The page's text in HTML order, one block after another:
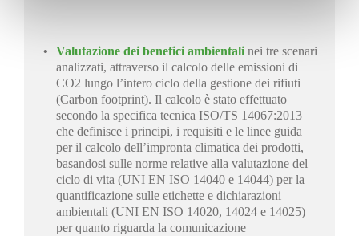
Valutazione dei benefici ambientali nei tre scenari
analizzati, attraverso il calcolo delle emissioni di
CO2 lungo l’intero ciclo della gestione dei rifiuti
(Carbon footprint). Il calcolo è stato effettuato
secondo la specifica tecnica ISO/TS 14067:2013
che definisce i principi, i requisiti e le linee guida
per il calcolo dell’impronta climatica dei prodotti,
basandosi sulle norme relative alla valutazione del
ciclo di vita (UNI EN ISO 14040 e 14044) per la
quantificazione sulle etichette e dichiarazioni
ambientali (UNI EN ISO 14020, 14024 e 14025)
per quanto riguarda la comunicazione